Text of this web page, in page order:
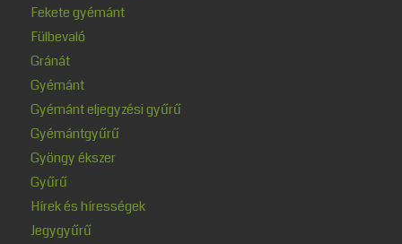
Fekete gyémánt
Fülbevaló
Gránát
Gyémánt
Gyémánt eljegyzési gyűrű
Gyémántgyűrű
Gyöngy ékszer
Gyűrű
Hírek és hírességek
Jegygyűrű